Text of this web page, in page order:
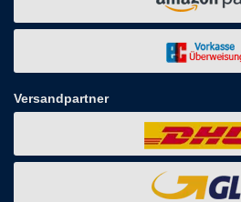
Versandpartner